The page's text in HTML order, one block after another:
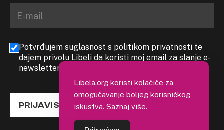
Potvrđujem suglasnost s politikom privatnosti te
dajem privolu Libeli da koristi moj email za slanje e-
newslettera
PRIJAVI SE
Libela.org koristi kolačiće za
omogućavanje boljeg korisničkog
iskustva. Saznaj više.